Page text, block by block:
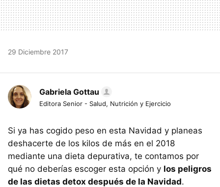
29 Diciembre 2017
Gabriela Gottau
Editora Senior - Salud, Nutrición y Ejercicio
Si ya has cogido peso en esta Navidad y planeas
deshacerte de los kilos de más en el 2018
mediante una dieta depurativa, te contamos por
qué no deberías escoger esta opción y los peligros
de las dietas detox después de la Navidad.